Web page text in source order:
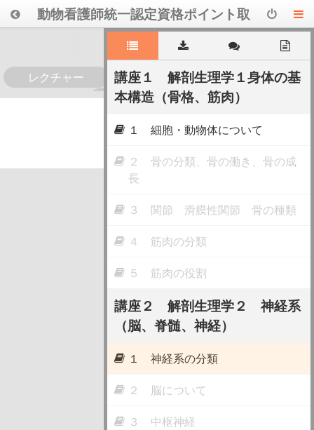
動物看護師統一認定資格ポイント取
得講座 犬の解剖・生理学
レクチャー
0
講座１ 解剖生理学１身体の基
本構造（骨格、筋肉）
１ 細胞・動物体について
２ 骨の分類、骨の働き、骨の成
長
３ 関節 滑膜性関節 骨の種類
４ 筋肉の分類
５ 筋肉の役割
講座２ 解剖生理学２ 神経系
（脳、脊髄、神経）
１ 神経系の分類
２ 脳について
３ 中枢神経